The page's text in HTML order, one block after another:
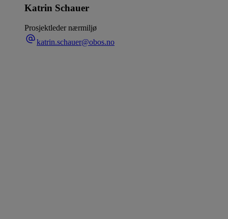
Katrin Schauer
Prosjektleder nærmiljø
katrin.schauer@obos.no